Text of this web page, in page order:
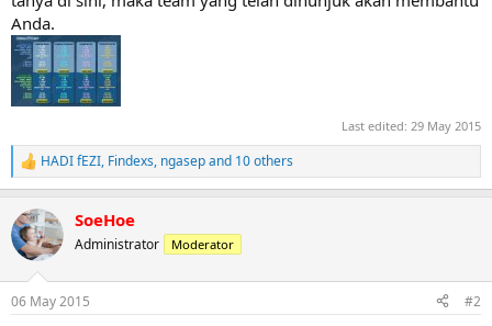
Anda.
Last edited: 29 May 2015
R
e
c
t
i
s
HADI fEZI, Findexs, ngasepand 10 others
SoeHoe
Administrator Moderator
06 May 2015 #2